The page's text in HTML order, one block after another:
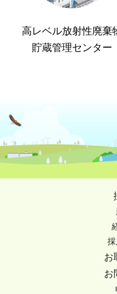
高レベル放射性廃棄
貯蔵管理センター
お
お